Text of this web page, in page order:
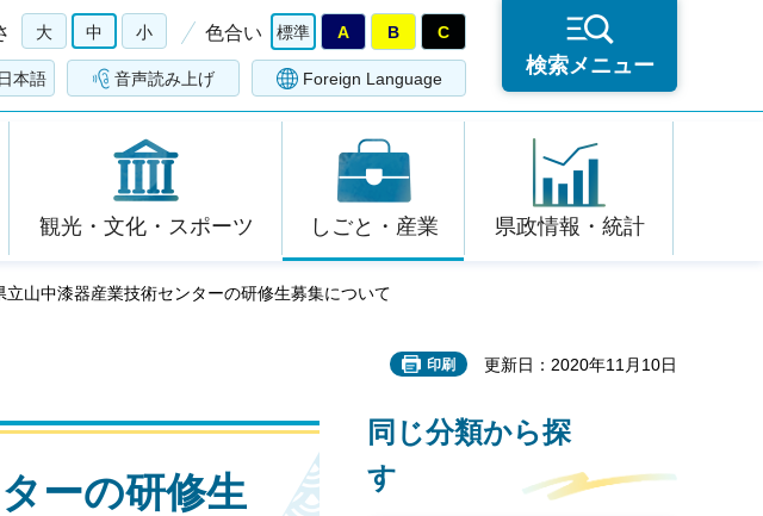
大 中 小 色合い 標準 A B C
本語 音声読み上げ Foreign Language
検索メニュー
観光・文化・スポーツ しごと・産業 県政情報・統計
立山中漆器産業技術センターの研修生募集について
印刷 更新日：2020年11月10日
ーの研修生
同じ分類から探
す